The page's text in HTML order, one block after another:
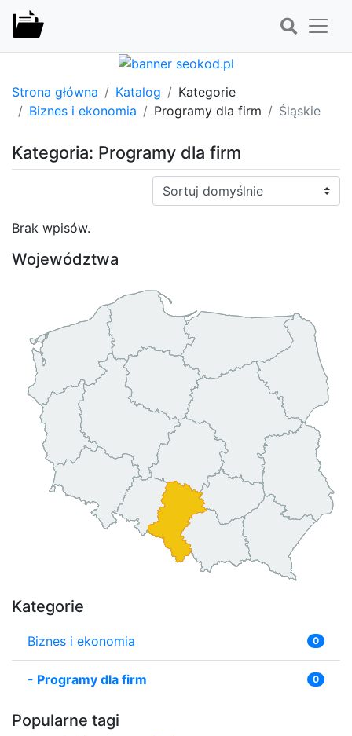
Strona główna Katalog
Kategorie
Biznes i ekonomia
Programy dla firm Śląskie
Kategoria: Programy dla firm
Sortuj:
Brak wpisów.
Województwa
Kategorie
Biznes i ekonomia 0
- Programy dla firm 0
Popularne tagi